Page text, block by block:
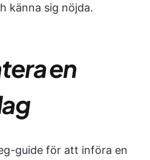
känna sig nöjda.
en
guide för att införa en